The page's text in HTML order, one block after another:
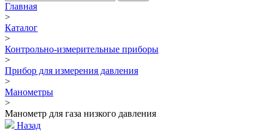
Главная
>
Каталог
>
Контрольно-измерительные приборы
>
Прибор для измерения давления
>
Манометры
>
Манометр для газа низкого давления
Назад